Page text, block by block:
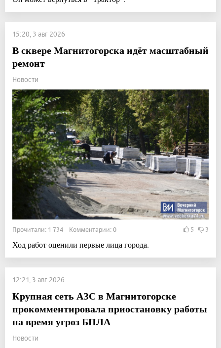
15:20, 3 авг 2026
В сквере Магнитогорска идёт масштабный
ремонт
Новости
Прочитали: 1 734 Комментарии: 0 5 3
Ход работ оценили первые лица города.
12:21, 3 авг 2026
Крупная сеть АЗС в Магнитогорске
прокомментировала приостановку работы
на время угроз БПЛА
Новости